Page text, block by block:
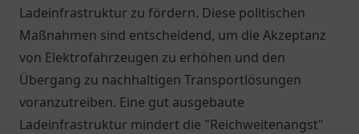
Ladeinfrastruktur zu fördern. Diese politischen
Maßnahmen sind entscheidend, um die Akzeptanz
von Elektrofahrzeugen zu erhöhen und den
Übergang zu nachhaltigen Transportlösungen
voranzutreiben. Eine gut ausgebaute
Ladeinfrastruktur mindert die "Reichweitenangst"